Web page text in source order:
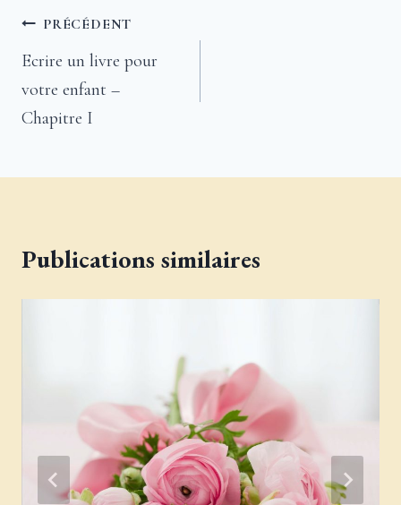
Navigation
de
l’article
PRÉCÉDENT
Ecrire un livre pour
votre enfant –
Chapitre I
Publications similaires